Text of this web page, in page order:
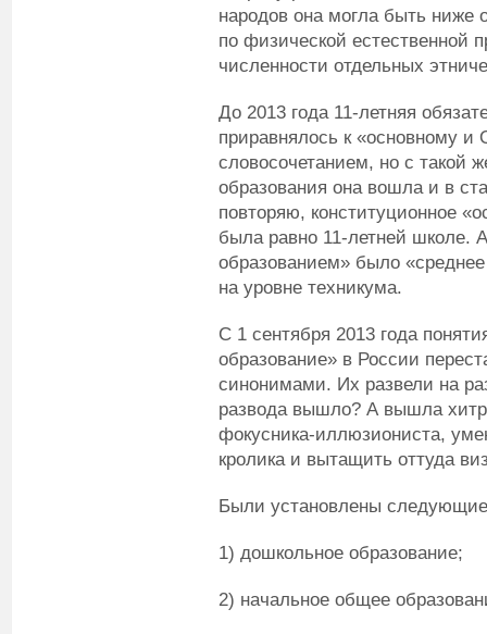
народов она могла быть ниже
по физической естественной
численности отдельных
До 2013 года 11-летняя
приравнялось к «основному
словосочетанием, но с такой
образования она вошла и в
повторяю, конституционное
была равно 11-летней
образованием» было
на уровне техникума.
С 1 сентября 2013 года
образование» в России
синонимами. Их развели на
развода вышло? А вышла
фокусника-иллюзиониста,
кролика и вытащить оттуда
Были установлены
1) дошкольное образование;
2) начальное общее